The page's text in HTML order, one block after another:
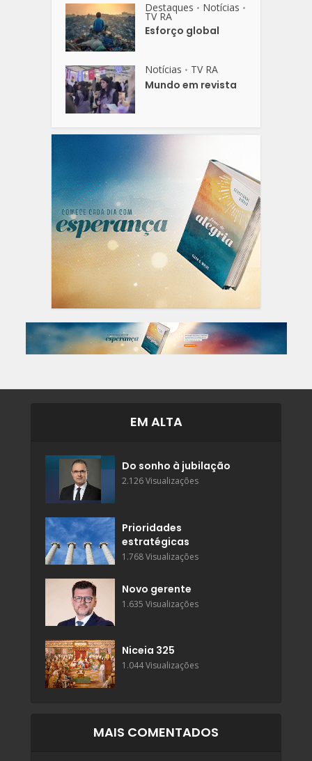
Destaques • Notícias •
TV RA
Esforço global
Notícias • TV RA
Mundo em revista
EM ALTA
Do sonho à jubilação
2.126 Visualizações
Prioridades
estratégicas
1.768 Visualizações
Novo gerente
1.635 Visualizações
Niceia 325
1.044 Visualizações
MAIS COMENTADOS